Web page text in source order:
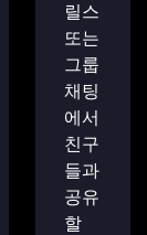
릴스
또는
그룹
채팅
에서
친구
들과
공유
할